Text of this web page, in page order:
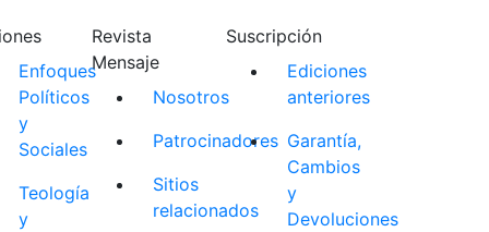
Enfoques
Políticos
y
Sociales
Teología
y
Revista
Mensaje
Nosotros
Patrocinadores
Sitios
relacionados
Suscripción
Ediciones
anteriores
Garantía,
Cambios
y
Devoluciones